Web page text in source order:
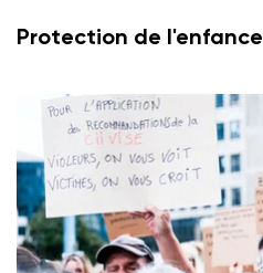
Protection de l'enfance